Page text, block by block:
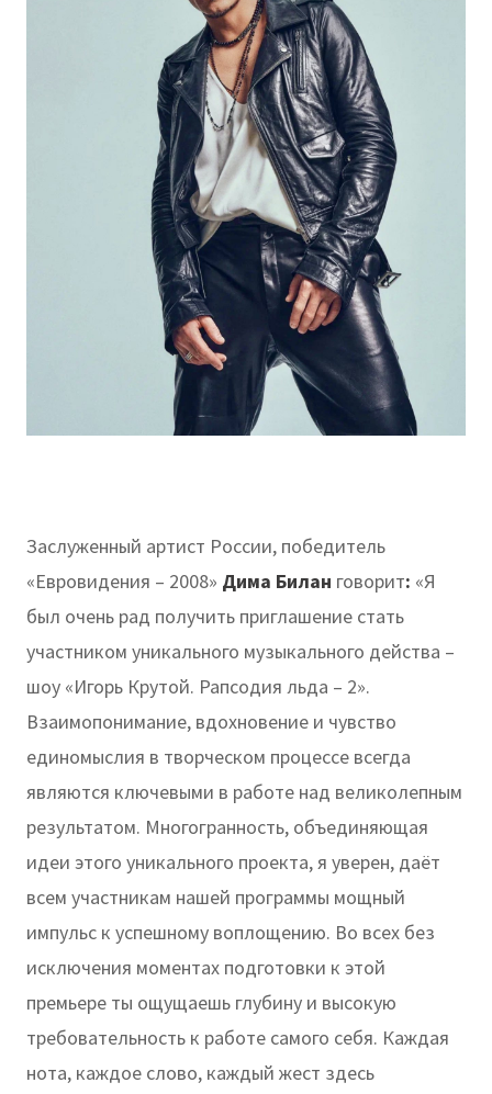
Заслуженный артист России, победитель
«Евровидения – 2008» Дима Билан говорит: «Я
был очень рад получить приглашение стать
участником уникального музыкального действа –
шоу «Игорь Крутой. Рапсодия льда – 2».
Взаимопонимание, вдохновение и чувство
единомыслия в творческом процессе всегда
являются ключевыми в работе над великолепным
результатом. Многогранность, объединяющая
идеи этого уникального проекта, я уверен, даёт
всем участникам нашей программы мощный
импульс к успешному воплощению. Во всех без
исключения моментах подготовки к этой
премьере ты ощущаешь глубину и высокую
требовательность к работе самого себя. Каждая
нота, каждое слово, каждый жест здесь